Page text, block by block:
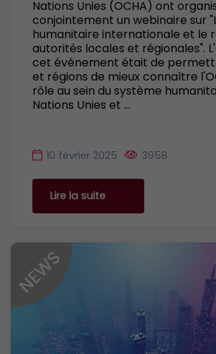
Nations Unies (OCHA) ont
conjointement un webinaire sur
humanitaire internationale et le
autorités locales et régionales".
cet événement était de
et régions de mieux connaître
rôle au sein du système
Nations Unies et ...
10 février 2025 3958
Lire la suite